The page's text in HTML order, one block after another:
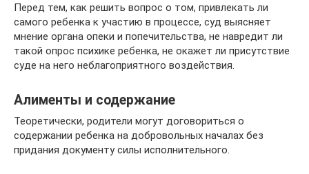
Перед тем, как решить вопрос о том, привлекать ли
самого ребенка к участию в процессе, суд выясняет
мнение органа опеки и попечительства, не навредит ли
такой опрос психике ребенка, не окажет ли присутствие
суде на него неблагоприятного воздействия.
Алименты и содержание
Теоретически, родители могут договориться о
содержании ребенка на добровольных началах без
придания документу силы исполнительного.